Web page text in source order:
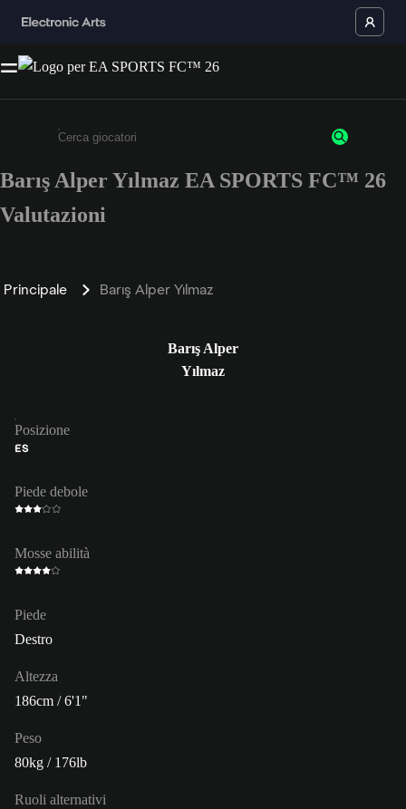
Inserisci un minimo di 3 caratteri o numeri.
Barış Alper Yılmaz EA SPORTS FC™ 26
Valutazioni
Principale Barış Alper Yılmaz
Barış Alper
Yılmaz
Posizione
ES
Piede debole
Mosse abilità
Piede
Destro
Altezza
186cm / 6'1"
Peso
80kg / 176lb
Ruoli alternativi